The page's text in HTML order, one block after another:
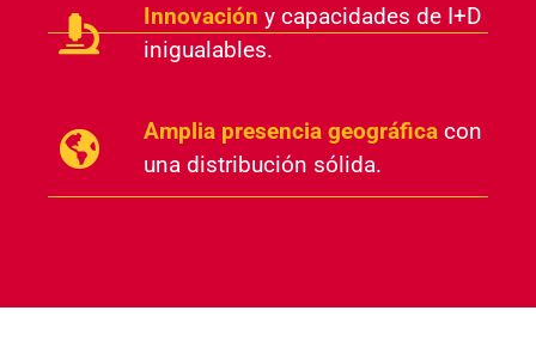
Innovación y capacidades de I+D
inigualables.
Amplia presencia geográficacon
una distribución sólida.